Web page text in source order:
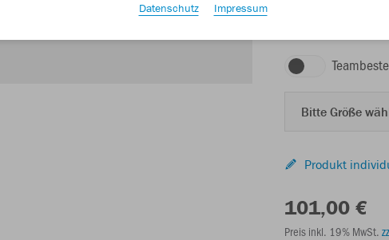
Bitte Größe
Produkt
101,00 €
Preis inkl. 19% MwSt.
Datenschutz Impressum